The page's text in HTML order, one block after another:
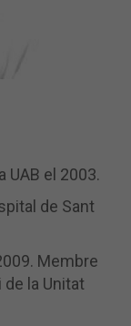
UAB el 2003.
de Sant
Membre
de la Unitat